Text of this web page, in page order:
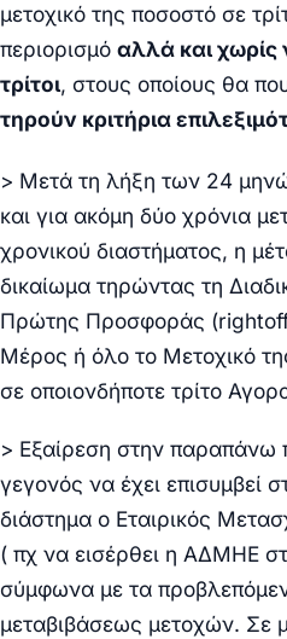
μετοχικό της ποσοστό σε
περιορισμό αλλά και χωρίς
τρίτοι, στους οποίους θα
τηρούν κριτήρια
> Μετά τη λήξη των 24
και για ακόμη δύο χρόνια
χρονικού διαστήματος, η
δικαίωμα τηρώντας τη
Πρώτης Προσφοράς (rightof
Μέρος ή όλο το Μετοχικό
σε οποιονδήποτε τρίτο
> Εξαίρεση στην παραπάνω
γεγονός να έχει επισυμβεί
διάστημα ο Εταιρικός
( πχ να εισέρθει η ΑΔΜΗΕ
σύμφωνα με τα
μεταβιβάσεως μετοχών. Σε